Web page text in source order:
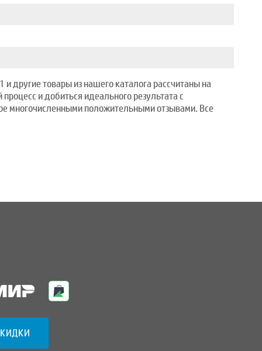
товары из нашего каталога рассчитаны на
и добиться идеального результата с
многочисленными положительными отзывами. Все